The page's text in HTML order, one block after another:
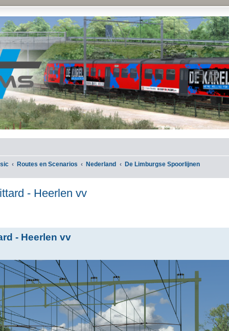
Routes en Scenarios Nederland De Limburgse Spoorlijnen
- Heerlen vv
- Heerlen vv